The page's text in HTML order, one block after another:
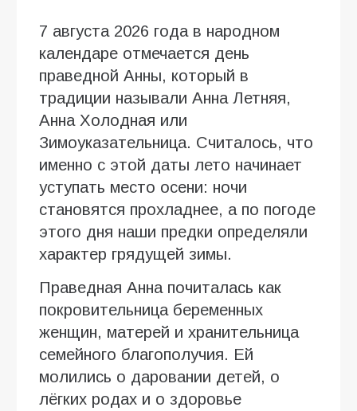
7 августа 2026 года в народном
календаре отмечается день
праведной Анны, который в
традиции называли Анна Летняя,
Анна Холодная или
Зимоуказательница. Считалось, что
именно с этой даты лето начинает
уступать место осени: ночи
становятся прохладнее, а по погоде
этого дня наши предки определяли
характер грядущей зимы.
Праведная Анна почиталась как
покровительница беременных
женщин, матерей и хранительница
семейного благополучия. Ей
молились о даровании детей, о
лёгких родах и о здоровье